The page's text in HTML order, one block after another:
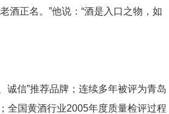
酒正名。”他说：“酒是入口之物，如
信”推荐品牌；连续多年被评为青岛
全国黄酒行业2005年度质量检评过程